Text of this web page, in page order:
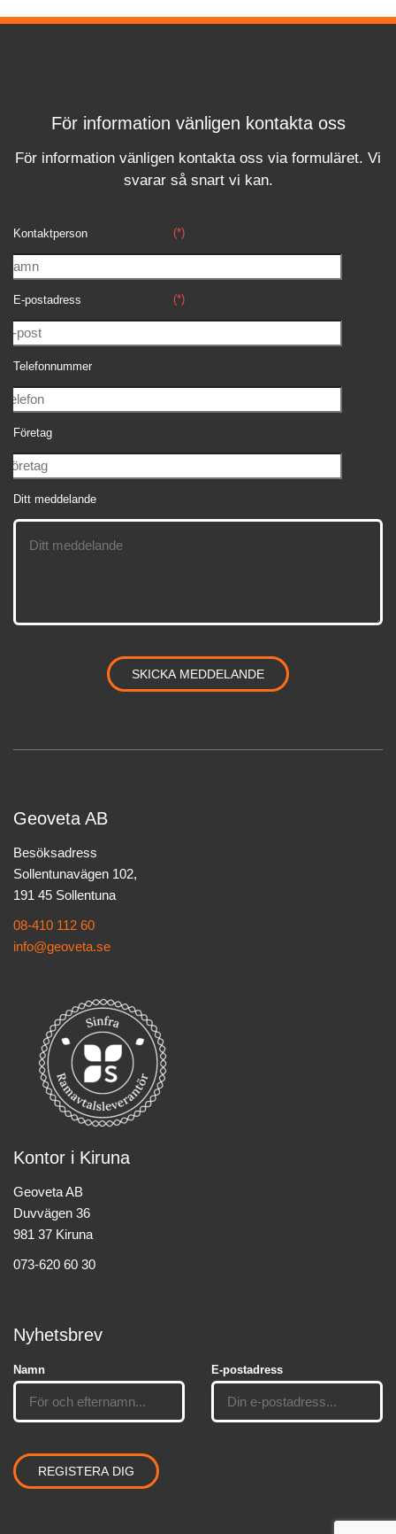
För information vänligen kontakta oss
För information vänligen kontakta oss via formuläret. Vi
svararså snart vi kan.
Kontaktperson (*)
E-postadress (*)
Telefonnummer
Företag
Ditt meddelande
Geoveta AB
Besöksadress
Sollentunavägen 102,
191 45 Sollentuna
08-410 112 60
info@geoveta.se
Kontor i Kiruna
Geoveta AB
Duvvägen 36
981 37 Kiruna
073-620 60 30
Nyhetsbrev
Namn E-postadress